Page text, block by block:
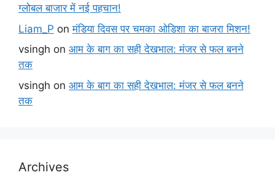
ग्लोबल बाजार में नई पहचान!
Liam_P onमंडिया दिवस पर चमका ओडिशा का बाजरा मिशन!
vsingh on आम के बाग का सही देखभाल: मंजर से फल बनने
तक
vsingh on आम के बाग का सही देखभाल: मंजर से फल बनने
तक
Archives